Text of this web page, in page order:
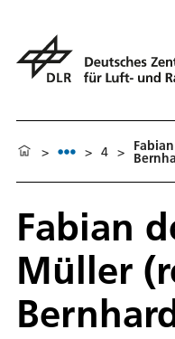
> > 4 >
Fabian
Müller